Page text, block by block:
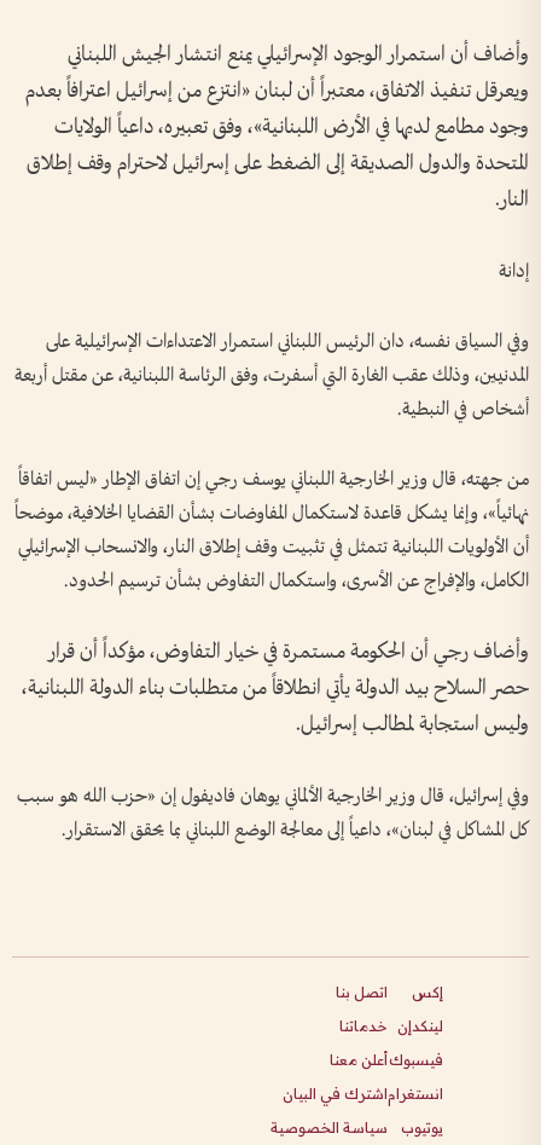
وأضاف أن استمرار الوجود الإسرائيلي يمنع انتشار الجيش اللبناني
ويعرقل تنفيذ الاتفاق، معتبراً أن لبنان «انتزع من إسرائيل اعترافاً بعدم
وجود مطامع لديها في الأرض اللبنانية»، وفق تعبيره، داعياً الولايات
المتحدة والدول الصديقة إلى الضغط على إسرائيل لاحترام وقف إطلاق
النار.
إدانة
وفي السياق نفسه، دان الرئيس اللبناني استمرار الاعتداءات الإسرائيلية على
المدنيين، وذلك عقب الغارة التي أسفرت، وفق الرئاسة اللبنانية، عن مقتل أربعة
أشخاص في النبطية.
من جهته، قال وزير الخارجية اللبناني يوسف رجي إن اتفاق الإطار «ليس اتفاقاً
نهائياً»، وإنما يشكل قاعدة لاستكمال المفاوضات بشأن القضايا الخلافية، موضحاً
أن الأولويات اللبنانية تتمثل في تثبيت وقف إطلاق النار، والانسحاب الإسرائيلي
الكامل، والإفراج عن الأسرى، واستكمال التفاوض بشأن ترسيم الحدود.
وأضاف رجي أن الحكومة مستمرة في خيار التفاوض، مؤكداً أن قرار
حصر السلاح بيد الدولة يأتي انطلاقاً من متطلبات بناء الدولة اللبنانية،
وليس استجابة لمطالب إسرائيل.
وفي إسرائيل، قال وزير الخارجية الألماني يوهان فاديفول إن «حزب الله هو سبب
كل المشاكل في لبنان»، داعياً إلى معالجة الوضع اللبناني بما يحقق الاستقرار.
إكس
لينكدإن
فيسبوك
انستغرام
يوتيوب
اتصل بنا
خدماتنا
أعلن معنا
اشترك في البيان
سياسة الخصوصية